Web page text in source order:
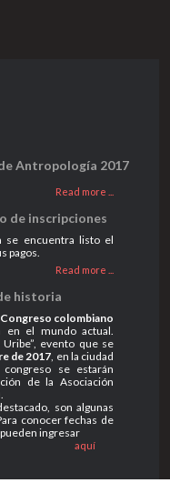
Antropología 2017
Read more ...
de inscripciones
se encuentra listo el
pagos.
Read more ...
historia
colombiano
en el mundo actual.
evento que se
de 2017, en la ciudad
se estarán
de la Asociación
son algunas
conocer fechas de
ingresar
aquí